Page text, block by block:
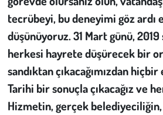
tecrübeyi, bu deneyimi göz
düşünüyoruz. 31 Mart günü,
herkesi hayrete düşürecek bir
sandıktan çıkacağımızdan
Tarihi bir sonuçla çıkacağız ve
Hizmetin, gerçek belediyeciliğin,